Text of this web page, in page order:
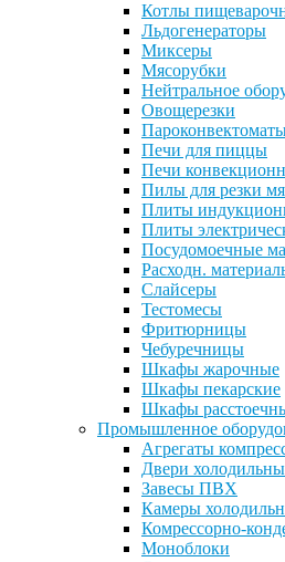
Котлы
Льдогенераторы
Миксеры
Мясорубки
Нейтральное
Овощерезки
Печи для пиццы
Печи
Пилы для резки
Плиты
Плиты
Посудомоечные
Расходн.
Слайсеры
Тестомесы
Фритюрницы
Чебуречницы
Шкафы жарочные
Шкафы пекарские
Шкафы
Промышленное
Агрегаты
Двери
Завесы ПВХ
Камеры
Комрессорно-
Моноблоки